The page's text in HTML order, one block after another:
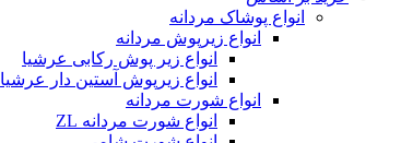
انواع پوشاک مردانه
انواع زیرپوش مردانه
انواع زیر پوش رکابی عرشیا
انواع زیرپوش آستین دار عرشیا
انواع شورت مردانه
انواع شورت مردانه ZL